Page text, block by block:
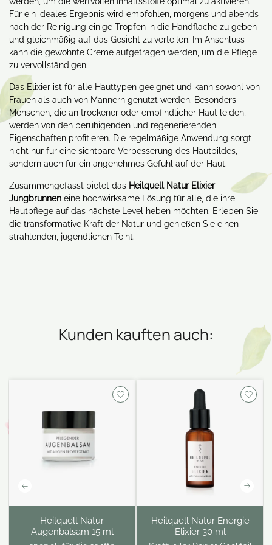
Für ein ideales Ergebnis wird empfohlen, morgens und abends
nach der Reinigung einige Tropfen in die Handfläche zu geben
und gleichmäßig auf das Gesicht zu verteilen. Im Anschluss
kann die gewohnte Creme aufgetragen werden, um die Pflege
zu vervollständigen.
Das Elixier ist für alle Hauttypen geeignet und kann sowohl von
Frauen als auch von Männern genutzt werden. Besonders
Menschen, die an trockener oder empfindlicher Haut leiden,
werden von den beruhigenden und regenerierenden
Eigenschaften profitieren. Die regelmäßige Anwendung sorgt
nicht nur für eine sichtbare Verbesserung des Hautbildes,
sondern auch für ein angenehmes Gefühl auf der Haut.
Zusammengefasst bietet das Heilquell Natur Elixier
Jungbrunnen eine hochwirksame Lösung für alle, die ihre
Hautpflege auf das nächste Level heben möchten. Erleben Sie
die transformative Kraft der Natur und genießen Sie einen
strahlenden, jugendlichen Teint.
Kunden kauften auch:
Heilquell Natur
Augenbalsam 15 ml
Heilquell Natur Energie
Elixier 30 ml